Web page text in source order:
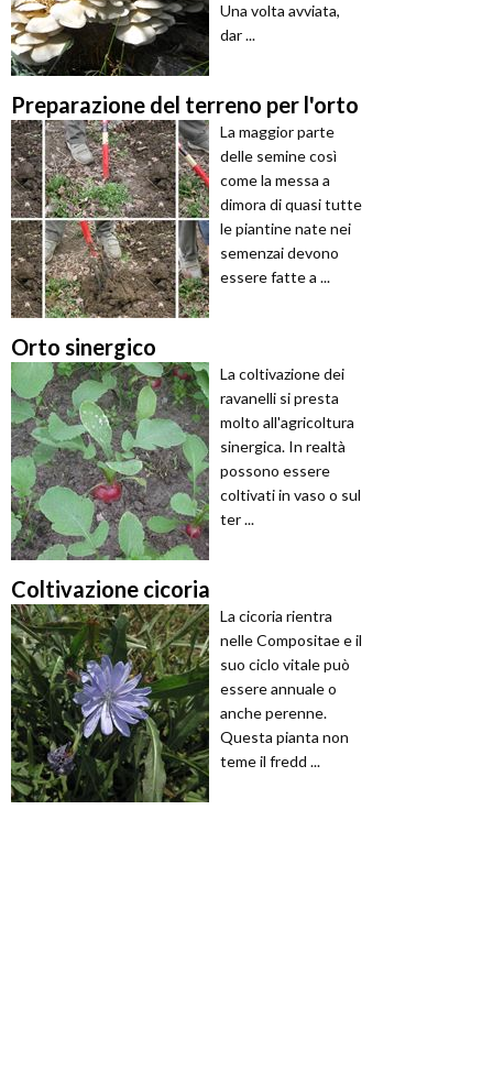
Una volta avviata,
dar ...
Preparazione del terreno per l'orto
La maggior parte
delle semine così
come la messa a
dimora di quasi tutte
le piantine nate nei
semenzai devono
essere fatte a ...
Orto sinergico
La coltivazione dei
ravanelli si presta
molto all'agricoltura
sinergica. In realtà
possono essere
coltivati in vaso o sul
ter ...
Coltivazione cicoria
La cicoria rientra
nelle Compositae e il
suo ciclo vitale può
essere annuale o
anche perenne.
Questa pianta non
teme il fredd ...